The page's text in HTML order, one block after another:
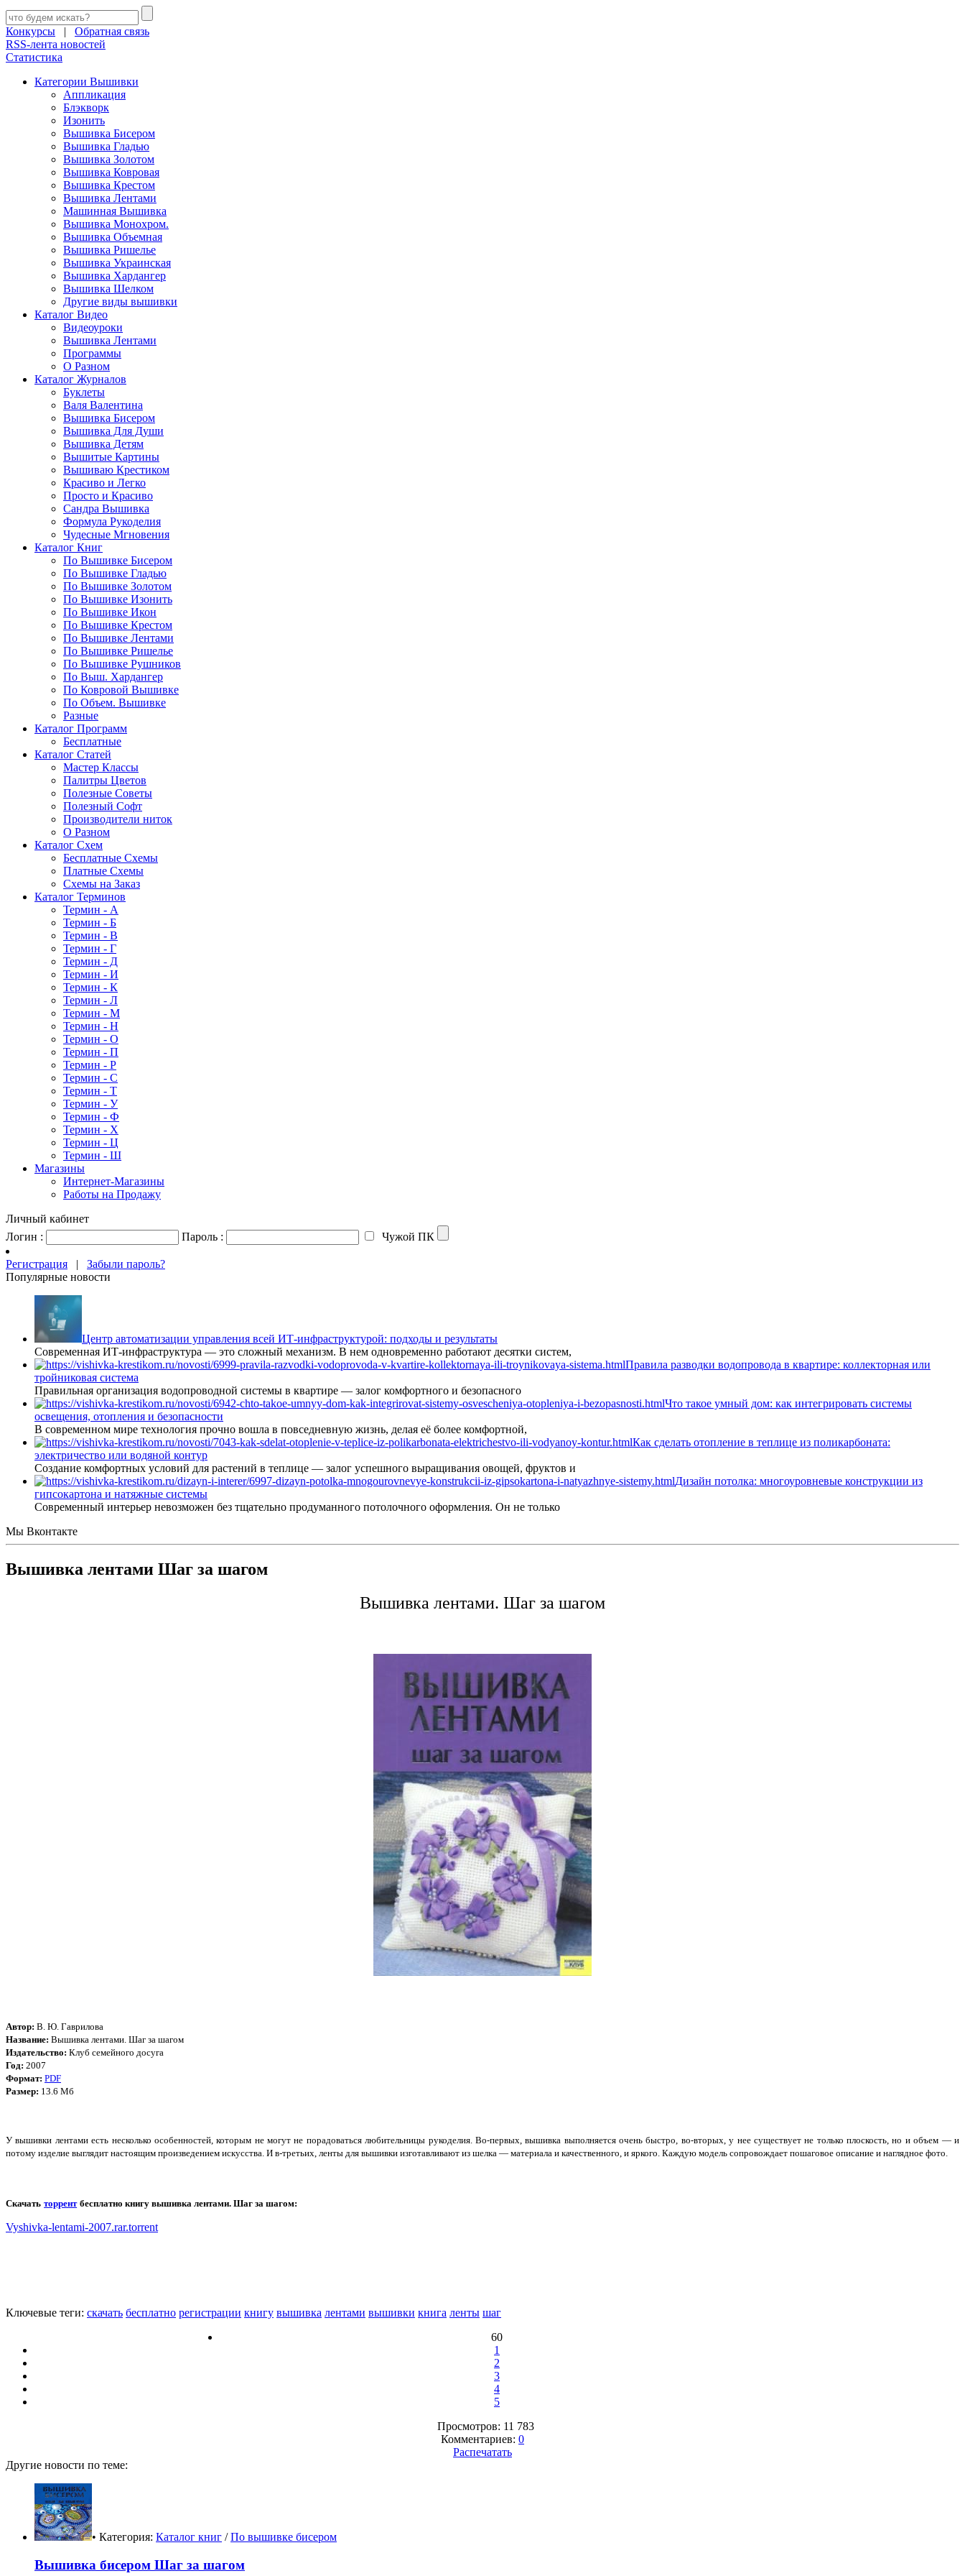
Конкурсы | Обратная связь
RSS-лента новостей
Статистика
Категории Вышивки
Аппликация
Блэкворк
Изонить
Вышивка Бисером
Вышивка Гладью
Вышивка Золотом
Вышивка Ковровая
Вышивка Крестом
Вышивка Лентами
Машинная Вышивка
Вышивка Монохром.
Вышивка Объемная
Вышивка Ришелье
Вышивка Украинская
Вышивка Хардангер
Вышивка Шелком
Другие виды вышивки
Каталог Видео
Видеоуроки
Вышивка Лентами
Программы
О Разном
Каталог Журналов
Буклеты
Валя Валентина
Вышивка Бисером
Вышивка Для Души
Вышивка Детям
Вышитые Картины
Вышиваю Крестиком
Красиво и Легко
Просто и Красиво
Сандра Вышивка
Формула Рукоделия
Чудесные Мгновения
Каталог Книг
По Вышивке Бисером
По Вышивке Гладью
По Вышивке Золотом
По Вышивке Изонить
По Вышивке Икон
По Вышивке Крестом
По Вышивке Лентами
По Вышивке Ришелье
По Вышивке Рушников
По Выш. Хардангер
По Ковровой Вышивке
По Объем. Вышивке
Разные
Каталог Программ
Бесплатные
Каталог Статей
Мастер Классы
Палитры Цветов
Полезные Советы
Полезный Софт
Производители ниток
О Разном
Каталог Схем
Бесплатные Схемы
Платные Схемы
Схемы на Заказ
Каталог Терминов
Термин - А
Термин - Б
Термин - В
Термин - Г
Термин - Д
Термин - И
Термин - К
Термин - Л
Термин - М
Термин - Н
Термин - О
Термин - П
Термин - Р
Термин - С
Термин - Т
Термин - У
Термин - Ф
Термин - Х
Термин - Ц
Термин - Ш
Магазины
Интернет-Магазины
Работы на Продажу
Личный кабинет
Логин :
Пароль : Чужой ПК
Регистрация | Забыли пароль?
Популярные новости
Центр автоматизации управления всей ИТ-инфраструктурой: подходы и результаты
Современная ИТ-инфраструктура — это сложный механизм. В нем одновременно работают десятки систем,
Правила разводки водопровода в квартире: коллекторная или
тройниковая система
Правильная организация водопроводной системы в квартире — залог комфортного и безопасного
Что такое умный дом: как интегрировать системы
освещения, отопления и безопасности
В современном мире технология прочно вошла в повседневную жизнь, делая её более комфортной,
Как сделать отопление в теплице из поликарбоната:
электричество или водяной контур
Создание комфортных условий для растений в теплице — залог успешного выращивания овощей, фруктов и
Дизайн потолка: многоуровневые конструкции из
гипсокартона и натяжные системы
Современный интерьер невозможен без тщательно продуманного потолочного оформления. Он не только
Мы Вконтакте
Вышивка лентами Шаг за шагом
Вышивка лентами. Шаг за шагом
Автор: В. Ю. Гаврилова
Название: Вышивка лентами. Шаг за шагом
Издательство: Клуб семейного досуга
Год: 2007
Формат: PDF
Размер: 13.6 Мб
У вышивки лентами есть несколько особенностей, которым не могут не порадоваться любительницы рукоделия. Во-первых, вышивка выполняется очень быстро, во-вторых, у нее существует не только плоскость, но и объем — и
потому изделие выглядит настоящим произведением искусства. И в-третьих, ленты для вышивки изготавливают из шелка — материала и качественного, и яркого. Каждую модель сопровождает пошаговое описание и наглядное фото.
Скачатьторрентбесплатно книгу вышивка лентами. Шаг за шагом:
Vyshivka-lentami-2007.rar.torrent
Ключевые теги: скачать бесплатно регистрации книгу вышивка лентами вышивки книга ленты шаг
60
1
2
3
4
5
Просмотров: 11 783
Комментариев: 0
Распечатать
Другие новости по теме:
• Категория: Каталог книг /По вышивке бисером
Вышивка бисером Шаг за шагом